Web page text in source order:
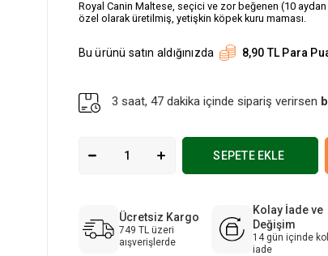
Royal Canin Maltese, seçici ve zor beğenen (10
özel olarak üretilmiş, yetişkin köpek kuru maması.
Bu ürünü satın aldığınızda 8,90 TL Para
3 saat, 47 dakika içinde sipariş verirsen
Ücretsiz Kargo
749 TL üzeri
aışverişlerde
Kolay İade ve
Değişim
14 gün içinde
iade